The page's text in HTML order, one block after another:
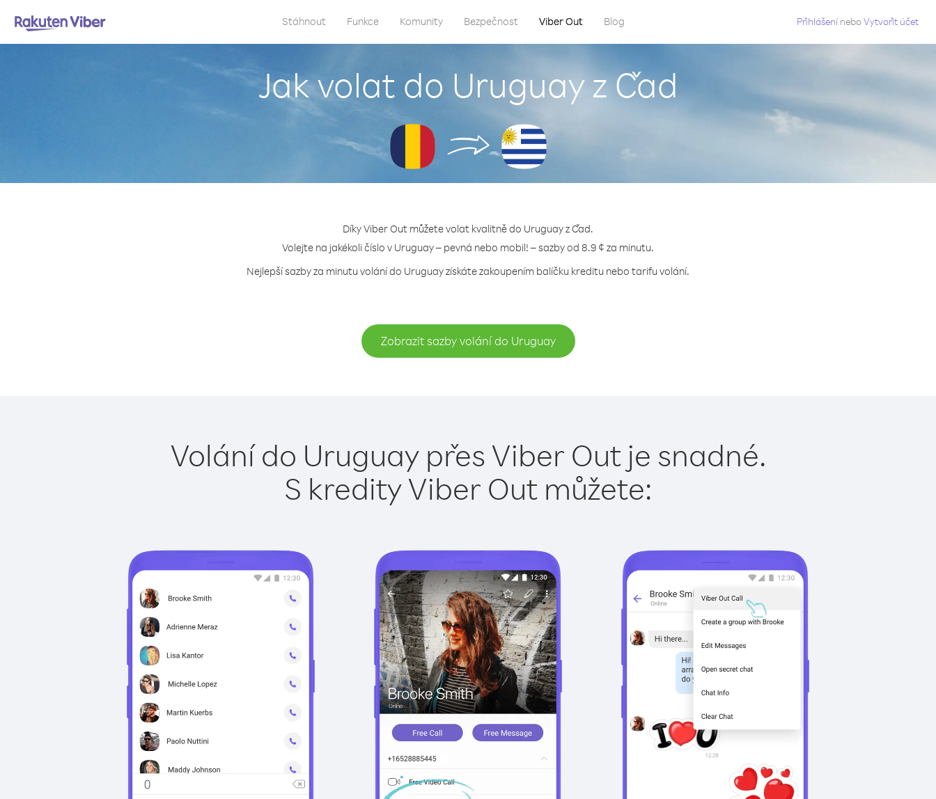
Stáhnout Funkce Komunity Bezpečnost Viber Out Blog Přihlášení neboVytvořit účet
Jak volat do Uruguay z Čad
Díky Viber Out můžete volat kvalitně do Uruguay z Čad.
Volejte na jakékoli číslo v Uruguay – pevná nebo mobil! – sazby od 8.9 ¢ za minutu.
Nejlepší sazby za minutu volání do Uruguay získáte zakoupením balíčku kreditu nebo tarifu volání.
Zobrazit sazby volání do Uruguay
Volání do Uruguay přes Viber Out je snadné.
S kredity Viber Out můžete: